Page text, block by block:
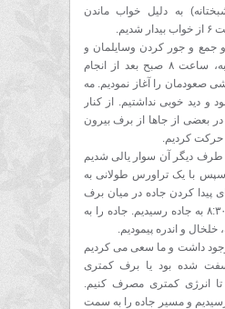
به دلیل خواب ماندن
جمع و جور کردن وسایلمان و
چادر و تمیز کردن کلبه، ساعت ۸ صبح بعد از انجام
را آغاز نمودیم. مه
و دید خوبی نداشتیم. از کنار
در بعضی از جاها از برف بیرون
کردیم.
طرف دیگر آن سوار یالی شدیم
سپس با یک تراورس طولانی به
کردن جاده در میان برف
گام برداشتیم. ساعت ۸:۳۰ به جاده رسیدیم. جاده را به
و اندره پیمودیم.
داشت و ما سعی می کردیم
شده بود یا برف کمتری
انرژی کمتری مصرف کنیم.
رسیدیم و مسیر جاده را به سمت